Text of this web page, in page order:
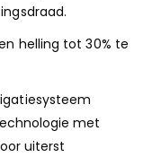
helling tot 30% te
met
uiterst